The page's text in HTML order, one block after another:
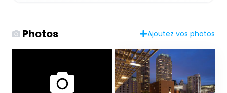
Photos Ajoutez vos photos